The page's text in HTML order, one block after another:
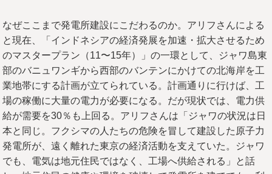
なぜここまで発電所建設にこだわるのか。アリフさんによる
と現在、「インドネシアの経済発展を加速・拡大させるため
のマスタープラン（11〜15年）」の一環として、ジャワ島東
部のバニュワンギから西部のバンテンにかけての北海岸を工
業地帯にする計画が立てられている。計画通りに行けば、工
場の稼働に大量の電力が必要になる。だが現状では、電力供
給が需要を30％も上回る。アリフさんは「ジャワの状況は日
本と同じ。フクシマの人たちの危険を冒して建設した原子力
発電所が、遠く離れた東京の経済活動を支えていた。ジャワ
でも、電気は地元住民ではなく、工場へ供給される」と話